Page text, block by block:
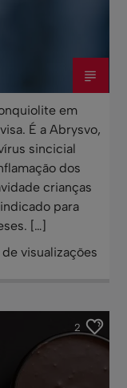
em
É a Abrysvo,
sincicial
dos
crianças
para
[…]
visualizações
2